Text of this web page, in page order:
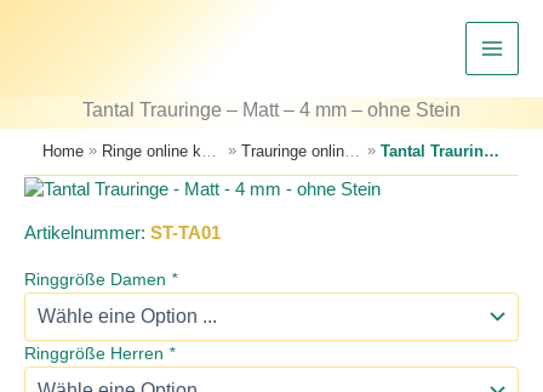
Tantal Trauringe – Matt – 4 mm – ohne Stein
Home» Ringe online kaufen – Trauringe, Verlobungsringe & Partnerringe » Trauringe online kaufen – große Auswahl an Eheringen » Tantal Trauringe – Matt – 4 mm – ohne Stein
Artikelnummer: ST-TA01
Ringgröße Damen *
Ringgröße Herren *